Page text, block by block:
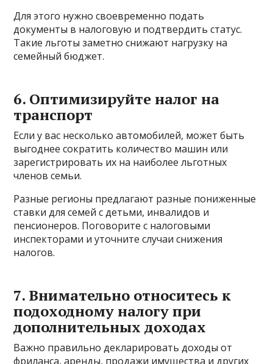
Для этого нужно своевременно подать
документы в налоговую и подтвердить статус.
Такие льготы заметно снижают нагрузку на
семейный бюджет.
6. Оптимизируйте налог на
транспорт
Если у вас несколько автомобилей, может быть
выгоднее сократить количество машин или
зарегистрировать их на наиболее льготных
членов семьи.
Разные регионы предлагают разные пониженные
ставки для семей с детьми, инвалидов и
пенсионеров. Поговорите с налоговыми
инспекторами и уточните случаи снижения
налогов.
7. Внимательно относитесь к
подоходному налогу при
дополнительных доходах
Важно правильно декларировать доходы от
фриланса, аренды, продажи имущества и других